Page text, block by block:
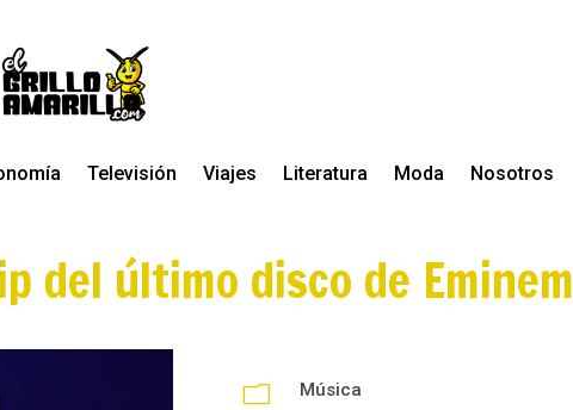
Televisión Viajes Literatura Moda Nosotros
del último disco de Eminem
m Música